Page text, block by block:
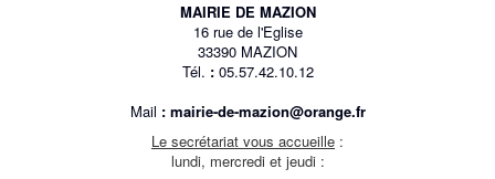
MAIRIE DE MAZION
16 rue de l'Eglise
33390 MAZION
Tél. :05.57.42.10.12
Mail : mairie-de-mazion@orange.fr
Le secrétariat vous accueille :
lundi, mercredi et jeudi :